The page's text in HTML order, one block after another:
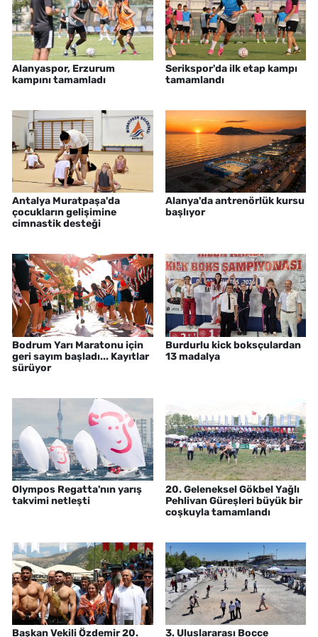
Alanyaspor, Erzurum
kampını tamamladı
Serikspor'da ilk etap kampı
tamamlandı
Antalya Muratpaşa'da
çocukların gelişimine
cimnastik desteği
Alanya'da antrenörlük kursu
başlıyor
Bodrum Yarı Maratonu için
geri sayım başladı... Kayıtlar
sürüyor
Burdurlu kick boksçulardan
13 madalya
Olympos Regatta'nın yarış
takvimi netleşti
20. Geleneksel Gökbel Yağlı
Pehlivan Güreşleri büyük bir
coşkuyla tamamlandı
Başkan Vekili Özdemir 20. 3. Uluslararası Bocce